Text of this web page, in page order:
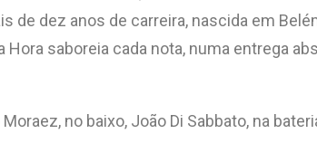
dez anos de carreira, nascida em
saboreia cada nota, numa entrega
no baixo, João Di Sabbato, na